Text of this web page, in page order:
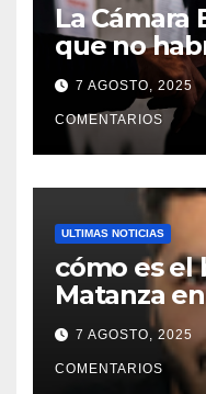
La Cámara
que no
lugares de
Matanza
7 AGOSTO, 2025
COMENTARIOS
ULTIMAS NOTICIAS
cómo es el
Matanza
sacó la
de
Buenos
7 AGOSTO, 2025
COMENTARIOS